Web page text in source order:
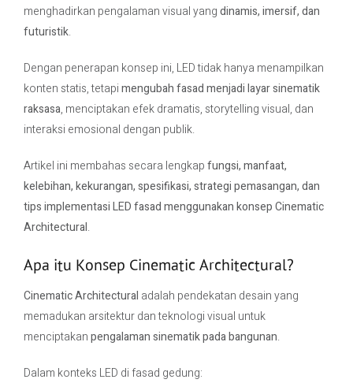
menghadirkan pengalaman visual yangdinamis, imersif, dan
futuristik.
Dengan penerapan konsep ini, LED tidak hanya menampilkan
konten statis, tetapimengubah fasad menjadi layar sinematik
raksasa, menciptakan efek dramatis, storytelling visual, dan
interaksi emosional dengan publik.
Artikel ini membahas secara lengkapfungsi, manfaat,
kelebihan, kekurangan, spesifikasi, strategi pemasangan, dan
tips implementasi LED fasad menggunakan konsep Cinematic
Architectural.
Apa itu Konsep Cinematic Architectural?
Cinematic Architectural adalah pendekatan desain yang
memadukan arsitektur dan teknologi visual untuk
menciptakanpengalaman sinematik pada bangunan.
Dalam konteks LED di fasad gedung: